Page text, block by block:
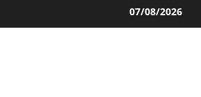
al
07/08/2026